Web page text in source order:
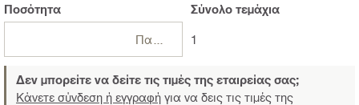
Ποσότητα Σύνολοτεμάχια
1
Δεν μπορείτε να δείτε τις τιμές της εταιρείας σας;
Κάνετε σύνδεση ή εγγραφή για να δεις τις τιμές της